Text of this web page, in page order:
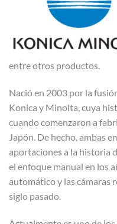
entre otros productos.
Nació en 2003 por la
Konica y Minolta, cuya
cuando comenzaron a
Japón. De hecho, ambas
aportaciones a la historia
el enfoque manual en los
automático y las cámaras
siglo pasado.